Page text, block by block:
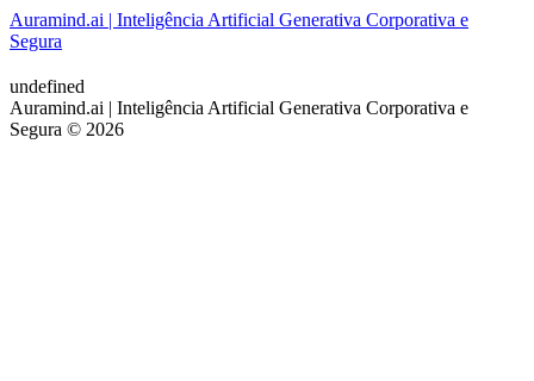
Auramind.ai | Inteligência Artificial Generativa Corporativa e
Segura
undefined
Auramind.ai | Inteligência Artificial Generativa Corporativa e
Segura © 2026